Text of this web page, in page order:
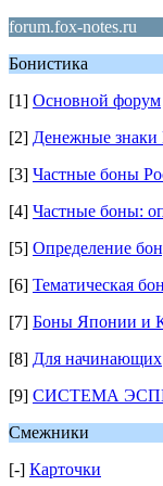
forum.fox-notes.ru
Бонистика
[1] Основной форум
[2] Денежные знаки
[3] Частные боны
[4] Частные боны:
[5] Определение
[6] Тематическая
[7] Боны Японии и
[8] Для начинающих
[9] СИСТЕМА
Смежники
[-] Карточки